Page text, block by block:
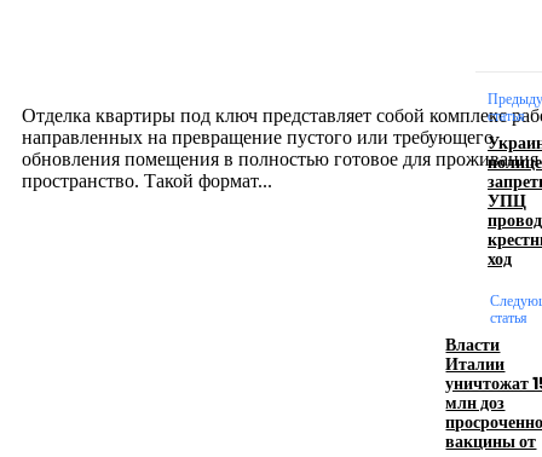
Отделка квартиры под ключ представляет собой комплекс
направленных на превращение пустого или требующего
обновления помещения в полностью готовое для проживания
пространство. Такой формат...
Девушка в бокале: легендарный номер бурлеска
статья
УПЦ
ход
статья
Власти
Италии
уничтожат
млн доз
вакцины от